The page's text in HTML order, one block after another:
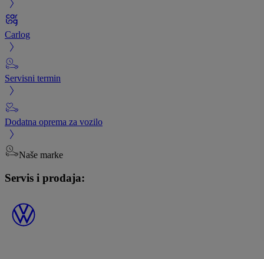
Carlog
Servisni termin
Dodatna oprema za vozilo
Naše marke
Servis i prodaja: